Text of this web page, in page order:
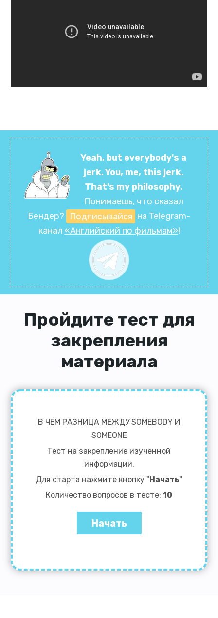
Yeah, but everybody's a
jerk. You, me, this jerk.
That's my philosophy.
Понимаешь, что сказал
Бендер?
Подписывайся на Telegram-
канал «Английский по фильмам»!
Пройдите тест для
закрепления
материала
В ЧЁМ РАЗНИЦА МЕЖДУ SOMEBODY И
SOMEONE
Тест на закрепление изученной
информации.
Для старта нажмите кнопку " Начать"
Количество вопросов в тесте: 10